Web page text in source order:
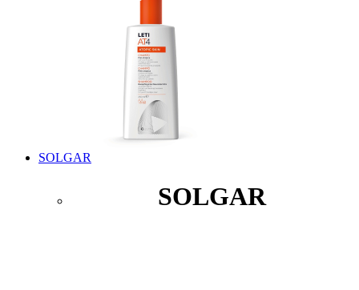
SOLGAR
SOLGAR